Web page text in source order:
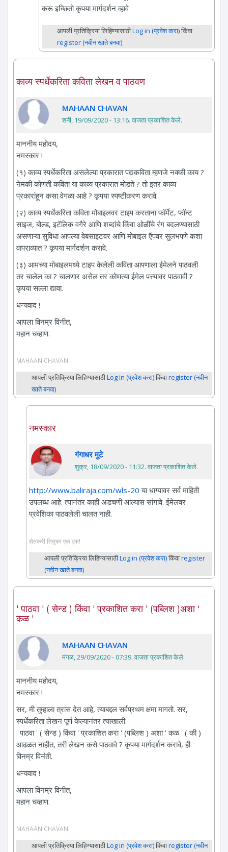
करू इच्छितो कृपया मार्गदर्शन व्हावे
आपली प्रतिक्रिया लिहिण्यासाठीLog in (प्रवेश करा)किंवा
register (नवीन खाते बनवा)
काव्य स्पर्धेकरिता कविता लेखन व पाठवण
MAHAAN CHAVAN
शनी, 19/09/2020 - 13:16. वाजता प्रकाशित केले.
माननीय महोदय,
नमस्कार !
(१) काव्य स्पर्धेकरिता असलेल्या प्रकारात पद्यकविता म्हणजे नक्की काय ?
नेमकी कोणती कविता या काव्य प्रकारात मोडते ? तो इतर काव्य
प्रकारांहून कसा वेगळा आहे ? कृपया स्पष्टीकरण करावे.
(२) काव्य स्पर्धेकरिता कविता मोबाइलवर टाइप करताना फॉर्मेट, फॉन्ट
साइज, बोल्ड, इटॅलिक वगैरे आणि शब्दांचे किंवा ओळींचे रंग बदलण्यासाठी
असणाऱ्या सुविधा आपल्या वेबसाइटवर आणि मोबाइल ऍपवर सुलभपणे कशा
वापराव्यात ? कृपया मार्गदर्शन करावे.
(३) आमच्या मोबाइलमध्ये टाइप केलेली कविता आपणाला ईमेलने पाठवली
तर चालेल का ? चालणार असेल तर कोणत्या ईमेल पत्त्यावर पाठवावी ?
कृपया सल्ला द्यावा.
धन्यवाद !
आपला विनम्र विनीत,
महान चव्हाण.
MAHAAN CHAVAN
आपली प्रतिक्रिया लिहिण्यासाठीLog in (प्रवेश करा)किंवाregister (नवीन
खाते बनवा)
नमस्कार
गंगाधर मुटे
शुक्र, 18/09/2020 - 11:32. वाजता प्रकाशित केले.
http://www.baliraja.com/wls-20 या धाग्यावर सर्व माहिती
उपलब्ध आहे. त्यानंतर काही अडचणी आल्यास सांगावे. ईमेलवर
प्रवेशिका पाठवलेली चालत नाही.
शेतकरी तितुका एक एक!
आपली प्रतिक्रिया लिहिण्यासाठीLog in (प्रवेश करा)किंवाregister
(नवीन खाते बनवा)
' पाठवा ' ( सेन्ड ) किंवा ' प्रकाशित करा ' (पब्लिश )अशा '
कळ '
MAHAAN CHAVAN
मंगळ, 29/09/2020 - 07:39. वाजता प्रकाशित केले.
माननीय महोदय,
नमस्कार !
सर, मी तुम्हाला त्रास देत आहे, त्याबद्दल सर्वप्रथम क्षमा मागतो. सर,
स्पर्धेकरिता लेखन पूर्ण केल्यानंतर त्याखाली
' पाठवा ' ( सेन्ड ) किंवा ' प्रकाशित करा ' (पब्लिश ) अशा ' कळ ' ( की )
आढळत नाहीत, तरी लेखन कसे पाठवावे ? कृपया मार्गदर्शन करावे, ही
विनम्र विनंती.
धन्यवाद !
आपला विनम्र विनीत,
महान चव्हाण.
MAHAAN CHAVAN
आपली प्रतिक्रिया लिहिण्यासाठीLog in (प्रवेश करा)किंवाregister (नवीन